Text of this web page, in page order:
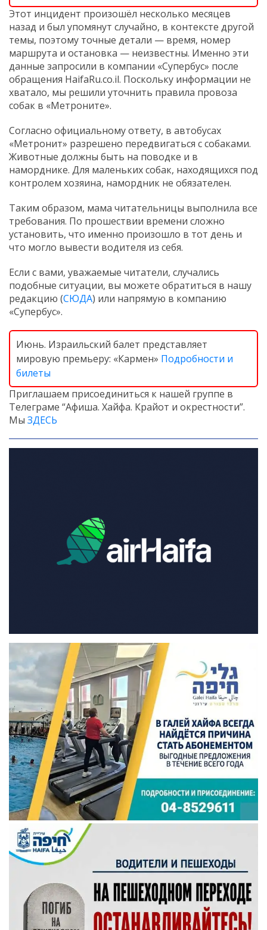
Этот инцидент произошёл несколько месяцев
назад и был упомянут случайно, в контексте другой
темы, поэтому точные детали — время, номер
маршрута и остановка — неизвестны. Именно эти
данные запросили в компании «Супербус» после
обращения HaifaRu.co.il. Поскольку информации не
хватало, мы решили уточнить правила провоза
собак в «Метроните».
Согласно официальному ответу, в автобусах
«Метронит» разрешено передвигаться с собаками.
Животные должны быть на поводке и в
наморднике. Для маленьких собак, находящихся под
контролем хозяина, намордник не обязателен.
Таким образом, мама читательницы выполнила все
требования. По прошествии времени сложно
установить, что именно произошло в тот день и
что могло вывести водителя из себя.
Если с вами, уважаемые читатели, случались
подобные ситуации, вы можете обратиться в нашу
редакцию (СЮДА) или напрямую в компанию
«Супербус».
Июнь. Израильский балет представляет
мировую премьеру: «Кармен» Подробности и
билеты
Приглашаем присоединиться к нашей группе в
Телеграме “Афиша. Хайфа. Крайот и окрестности”.
Мы ЗДЕСЬ